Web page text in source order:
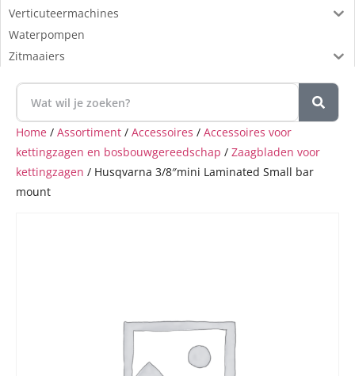
Verticuteermachines
Waterpompen
Zitmaaiers
Home / Assortiment / Accessoires / Accessoires voor
kettingzagen en bosbouwgereedschap / Zaagbladen voor
kettingzagen / Husqvarna 3/8″mini Laminated Small bar
mount